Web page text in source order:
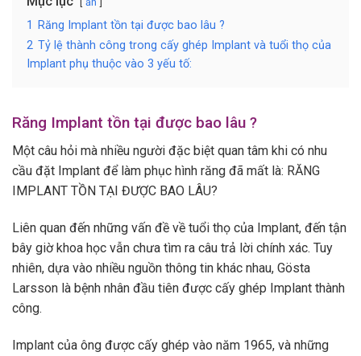
1
Răng Implant tồn tại được bao lâu ?
2 Tỷ lệ thành công trong cấy ghép Implant và tuổi thọ của
Implant phụ thuộc vào 3 yếu tố:
Răng Implant tồn tại được bao lâu ?
Một câu hỏi mà nhiều người đặc biệt quan tâm khi có nhu
cầu đặt Implant để làm phục hình răng đã mất là: RĂNG
IMPLANT TỒN TẠI ĐƯỢC BAO LÂU?
Liên quan đến những vấn đề về tuổi thọ của Implant, đến tận
bây giờ khoa học vẫn chưa tìm ra câu trả lời chính xác. Tuy
nhiên, dựa vào nhiều nguồn thông tin khác nhau, Gösta
Larsson là bệnh nhân đầu tiên được cấy ghép Implant thành
công.
Implant của ông được cấy ghép vào năm 1965, và những